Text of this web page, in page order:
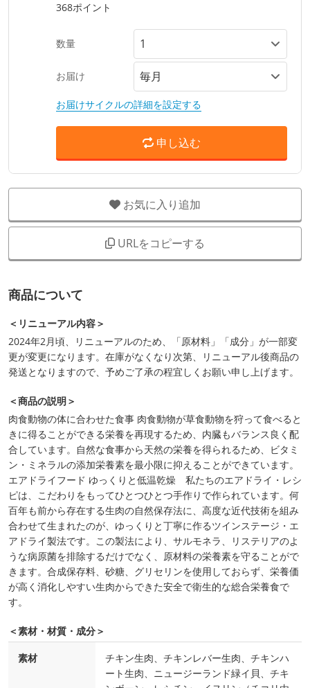
368ポイント
数量
お届け
お届けサイクルの詳細を設定する
申し込む
お気に入り追加
URLをコピーする
商品について
＜リニューアル内容＞
2024年2月頃、リニューアルのため、「原材料」「成分」が一部変
更が変更になります。在庫がなくなり次第、リニューアル後商品の
発送となりますので、予めご了承の程宜しくお願い申し上げます。
＜商品の説明＞
肉食動物の体に合わせた食事 肉食動物が草食動物を狩って食べると
きに得ることができる栄養を再現するため、内臓もバランス良く配
合しています。自然な食事から天然の栄養を得られるため、ビタミ
ン・ミネラルの添加栄養素を最小限に抑えることができています。
エアドライフード ゆっくりと低温乾燥 私たちのエアドライ・レシ
ピは、こだわりをもってひとつひとつ手作りで作られています。何
百年も前から存在する生肉の自然保存法に、高度な近代技術を組み
合わせて生まれたのが、ゆっくりと丁寧に作るツインステージ・エ
アドライ製法です。この製法により、サルモネラ、リステリアのよ
うな病原菌を排除するだけでなく、原材料の栄養素を守ることがで
きます。合成保存料、砂糖、グリセリンを使用しておらず、栄養価
が高く消化しやすい生肉からできた安全で衛生的な総合栄養食で
す。
＜素材・材質・成分＞
素材
チキン生肉、チキンレバー生肉、チキンハ
ート生肉、ニュージーランド緑イ貝、チキ